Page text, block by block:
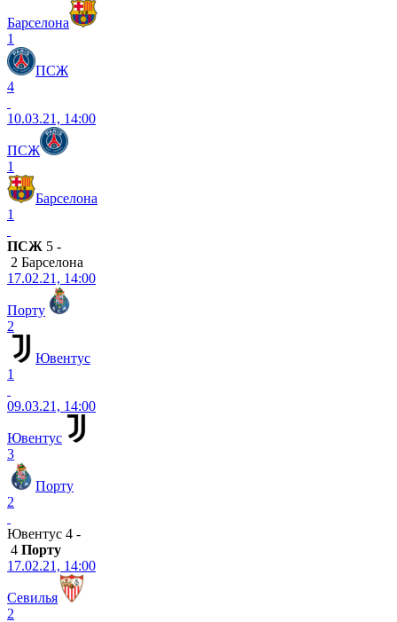
Барселона
1
ПСЖ
4
10.03.21, 14:00
ПСЖ
1
Барселона
1
ПСЖ 5 -
2 Барселона
17.02.21, 14:00
Порту
2
Ювентус
1
09.03.21, 14:00
Ювентус
3
Порту
2
Ювентус 4 -
4 Порту
17.02.21, 14:00
Севилья
2